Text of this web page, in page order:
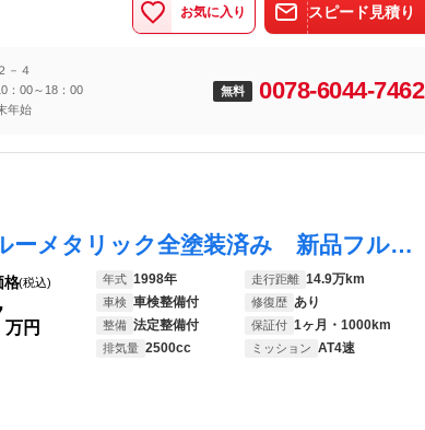
お気に入り スピード見積り
－４
：00～18：00
年始
無料 0078-6044-7462
スカイライン ２５ＧＴ ブルーメタリック全塗装済み 新品フルエアロ 新品ＧＴウイング 新品フルタップ車高調 新品クロススピードＲＳ９ 社外マフラー レッドカラーキャリパー 新品ディスプレイオーディオ ＥＴＣ キーレス
格(税込)
万円
年式 1998年 走行距離 14.9万km
車検 車検整備付 修復歴 あり
整備 法定整備付 保証付 1ヶ月・1000km
排気量 2500cc ミッション AT4速